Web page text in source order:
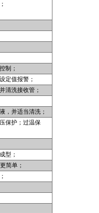
制；
定值报警；
清洗接收管；
，并适当清洗；
保护；过温保
型；
简单；